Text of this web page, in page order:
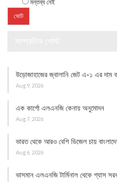
মন্তব্য নেই
উড়োজাহাজের জ্বালানি জেট এ-১ এর দাম
Aug 9, 2026
এক কার্গো এলএনজি কেনায় অনুমোদন
Aug 7, 2026
ভারত থেকে আরও বেশি ডিজেল চায়
Aug 6, 2026
ভাসমান এলএনজি টার্মিনাল থেকে গ্যাস